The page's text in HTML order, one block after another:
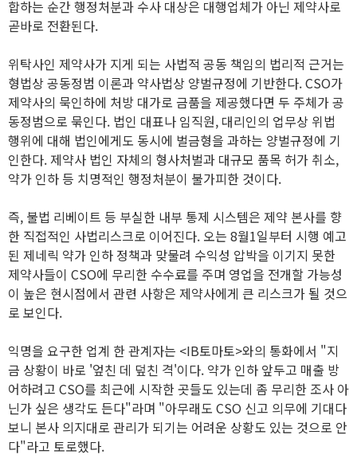
합하는 순간 행정처분과 수사 대상은 대행업체가 아닌 제약사로
곧바로 전환된다.
위탁사인 제약사가 지게 되는 사법적 공동 책임의 법리적 근거는
형법상 공동정범 이론과 약사법상 양벌규정에 기반한다. CSO가
제약사의 묵인하에 처방 대가로 금품을 제공했다면 두 주체가 공
동정범으로 묶인다. 법인 대표나 임직원, 대리인의 업무상 위법
행위에 대해 법인에게도 동시에 벌금형을 과하는 양벌규정에 기
인한다. 제약사 법인 자체의 형사처벌과 대규모 품목 허가 취소,
약가 인하 등 치명적인 행정처분이 불가피한 것이다.
즉, 불법 리베이트 등 부실한 내부 통제 시스템은 제약 본사를 향
한 직접적인 사법리스크로 이어진다. 오는 8월1일부터 시행 예고
된 제네릭 약가 인하 정책과 맞물려 수익성 압박을 이기지 못한
제약사들이 CSO에 무리한 수수료를 주며 영업을 전개할 가능성
이 높은 현시점에서 관련 사항은 제약사에게 큰 리스크가 될 것으
로 보인다.
익명을 요구한 업계 한 관계자는 <IB토마토>와의 통화에서 "지
금 상황이 바로 '엎친 데 덮친 격'이다. 약가 인하 앞두고 매출 방
어하려고 CSO를 최근에 시작한 곳들도 있는데 좀 무리한 조사 아
닌가 싶은 생각도 든다"라며 "아무래도 CSO 신고 의무에 기대다
보니 본사 의지대로 관리가 되기는 어려운 상황도 있는 것으로 안
다"라고 토로했다.